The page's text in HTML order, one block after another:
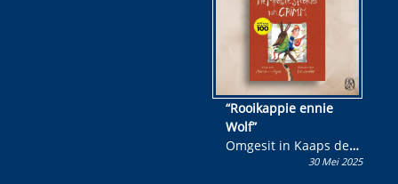
“Rooikappie ennie
Wolf”
Omgesit in Kaaps deur
Olivia M. Coetzee30 Mei 2025